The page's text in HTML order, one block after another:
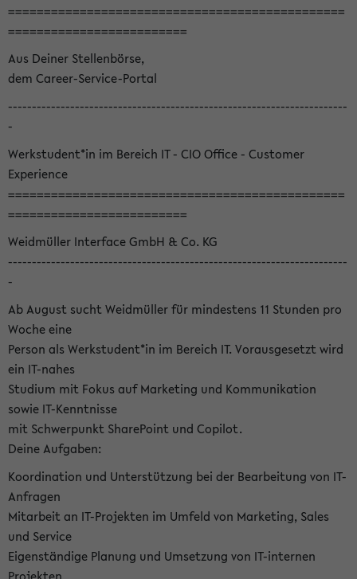
===============================================
=========================
Aus Deiner Stellenbörse,
dem Career-Service-Portal
-----------------------------------------------------------------------
-
Werkstudent*in im Bereich IT - CIO Office - Customer
Experience
===============================================
=========================
Weidmüller Interface GmbH & Co. KG
-----------------------------------------------------------------------
-
Ab August sucht Weidmüller für mindestens 11 Stunden pro
Woche eine
Person als Werkstudent*in im Bereich IT. Vorausgesetzt wird
ein IT-nahes
Studium mit Fokus auf Marketing und Kommunikation
sowie IT-Kenntnisse
mit Schwerpunkt SharePoint und Copilot.
Deine Aufgaben:
Koordination und Unterstützung bei der Bearbeitung von IT-
Anfragen
Mitarbeit an IT-Projekten im Umfeld von Marketing, Sales
und Service
Eigenständige Planung und Umsetzung von IT-internen